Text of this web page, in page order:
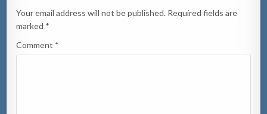
Your email address will not be published. Required fields are
marked *
Comment *